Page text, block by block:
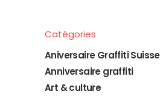
Catégories
Aniversaire Graffiti Suisse
Anniversaire graffiti
Art & culture